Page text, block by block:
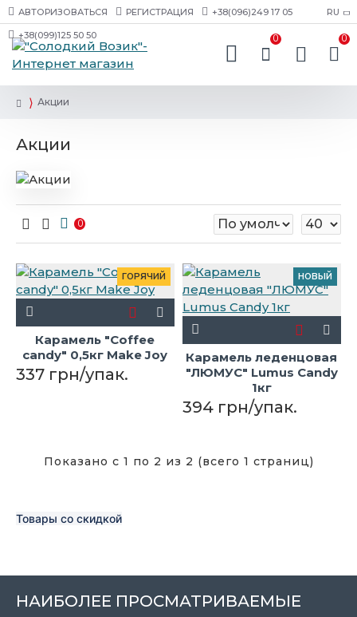
АВТОРИЗОВАТЬСЯ РЕГИСТРАЦИЯ +38(096)249 17 05
+38(099)125 50 50
RU
0 0
Акции
Акции
0
ГОРЯЧИЙ
Карамель "Coffee
candy" 0,5кг Make Joy
337 грн/упак.
НОВЫЙ
Карамель леденцовая
"ЛЮМУС" Lumus Candy
1кг
394 грн/упак.
Показано с 1 по 2 из 2 (всего 1 страниц)
Товары со скидкой
НАИБОЛЕЕ ПРОСМАТРИВАЕМЫЕ